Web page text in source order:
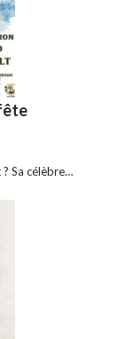
Sa célèbre…